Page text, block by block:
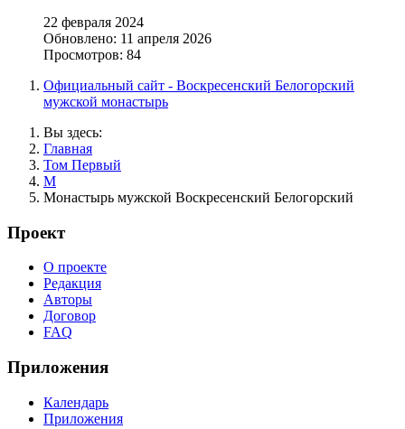
22 февраля 2024
Обновлено: 11 апреля 2026
Просмотров: 84
Официальный сайт - Воскресенский Белогорский
мужской монастырь
Вы здесь:
Главная
Том Первый
М
Монастырь мужской Воскресенский Белогорский
Проект
О проекте
Редакция
Авторы
Договор
FAQ
Приложения
Календарь
Приложения